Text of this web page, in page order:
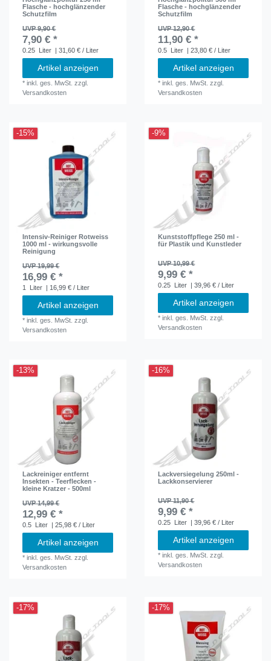
Flasche - hochglänzender
Schutzfilm
UVP 9,90 €
7,90 € *
0.25 Liter | 31,60 € / Liter
Artikel anzeigen
*inkl. ges. MwSt. zzgl.
Versandkosten
Flasche - hochglänzender
Schutzfilm
UVP 12,90 €
11,90 € *
0.5 Liter | 23,80 € / Liter
Artikel anzeigen
*inkl. ges. MwSt. zzgl.
Versandkosten
-15%
Intensiv-Reiniger Rotweiss
1000 ml - wirkungsvolle
Reinigung
UVP 19,99 €
16,99 € *
1 Liter | 16,99 € / Liter
Artikel anzeigen
*inkl. ges. MwSt. zzgl.
Versandkosten
-9%
Kunststoffpflege 250 ml -
für Plastik und Kunstleder
UVP 10,99 €
9,99 € *
0.25 Liter | 39,96 € / Liter
Artikel anzeigen
*inkl. ges. MwSt. zzgl.
Versandkosten
-13%
Lackreiniger entfernt
Insekten - Teerflecken -
kleine Kratzer - 500ml
UVP 14,99 €
12,99 € *
0.5 Liter | 25,98 € / Liter
Artikel anzeigen
*inkl. ges. MwSt. zzgl.
Versandkosten
-16%
Lackversiegelung 250ml -
Lackkonservierer
UVP 11,90 €
9,99 € *
0.25 Liter | 39,96 € / Liter
Artikel anzeigen
*inkl. ges. MwSt. zzgl.
Versandkosten
-17% -17%